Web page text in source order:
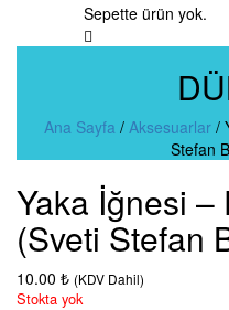
Sepette ürün yok.
Ana Sayfa / Aksesuarlar /
Stefan
Yaka İğnesi –
(Sveti Stefan
10.00 ₺ (KDV Dahil)
Stokta yok